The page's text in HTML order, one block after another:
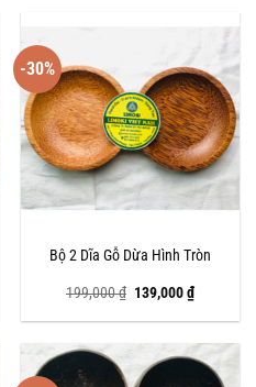
-30%
Bộ 2 Dĩa Gỗ Dừa Hình Tròn
199,000₫ Giá
là:
139,000₫Giá
hiện
tại
139,000